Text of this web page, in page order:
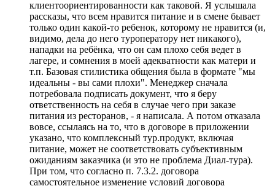
клиентоориентированности как таковой. Я услышала
рассказы, что всем нравится питание и в смене бывает
только один какой-то ребенок, которому не нравится (и,
видимо, дела до него туроператору нет никакого),
нападки на ребёнка, что он сам плохо себя ведет в
лагере, и сомнения в моей адекватности как матери и
т.п. Базовая стилистика общения была в формате "мы
идеальны - вы сами плохи". Менеджер сначала
потребовала подписать документ, что я беру
ответственность на себя в случае чего при заказе
питания из ресторанов, - я написала. А потом отказала
вовсе, ссылаясь на то, что в договоре в приложении
указано, что комплексный тур.продукт, включая
питание, может не соответствовать субъективным
ожиданиям заказчика (и это не проблема Диал-тура).
При том, что согласно п. 7.3.2. договора
самостоятельное изменение условий договора